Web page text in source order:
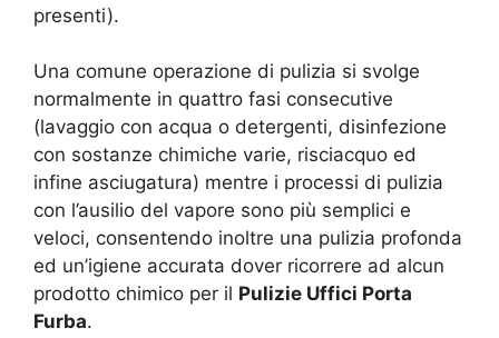
presenti).
Una comune operazione di pulizia si svolge
normalmente in quattro fasi consecutive
(lavaggio con acqua o detergenti, disinfezione
con sostanze chimiche varie, risciacquo ed
infine asciugatura) mentre i processi di pulizia
con l’ausilio del vapore sono più semplici e
veloci, consentendo inoltre una pulizia profonda
ed un’igiene accurata dover ricorrere ad alcun
prodotto chimico per il Pulizie Uffici Porta
Furba.